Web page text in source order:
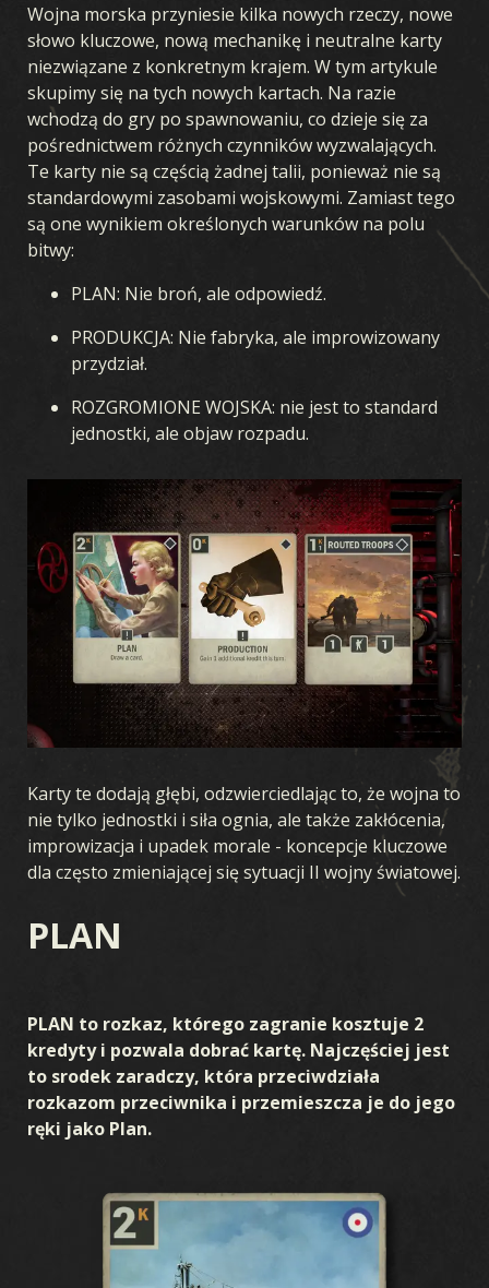
Wojna morska przyniesie kilka nowych rzeczy, nowe
słowo kluczowe, nową mechanikę i neutralne karty
niezwiązane z konkretnym krajem. W tym artykule
skupimy się na tych nowych kartach. Na razie
wchodzą do gry po spawnowaniu, co dzieje się za
pośrednictwem różnych czynników wyzwalających.
Te karty nie są częścią żadnej talii, ponieważ nie są
standardowymi zasobami wojskowymi. Zamiast tego
są one wynikiem określonych warunków na polu
bitwy:
PLAN: Nie broń, ale odpowiedź.
PRODUKCJA: Nie fabryka, ale improwizowany
przydział.
ROZGROMIONE WOJSKA: nie jest to standard
jednostki, ale objaw rozpadu.
Karty te dodają głębi, odzwierciedlając to, że wojna to
nie tylko jednostki i siła ognia, ale także zakłócenia,
improwizacja i upadek morale - koncepcje kluczowe
dla często zmieniającej się sytuacji II wojny światowej.
PLAN
PLAN to rozkaz, którego zagranie kosztuje 2
kredyty i pozwala dobrać kartę. Najczęściej jest
to srodek zaradczy, która przeciwdziała
rozkazom przeciwnika i przemieszcza je do jego
ręki jako Plan.